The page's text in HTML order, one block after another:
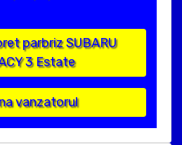
parbriz SUBARU
3 Estate
vanzatorul